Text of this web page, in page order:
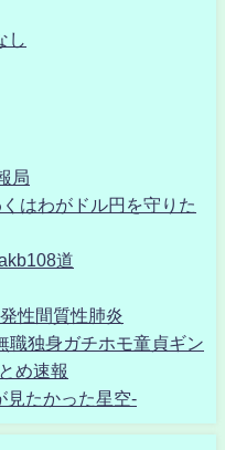
局
はわがドル円を守りた
道
性間質性肺炎
職独身ガチホモ童貞ギン
め速報
見たかった星空-